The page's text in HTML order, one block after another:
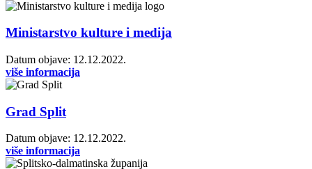
Ministarstvo kulture i medija
Datum objave: 12.12.2022.
više informacija
Grad Split
Datum objave: 12.12.2022.
više informacija